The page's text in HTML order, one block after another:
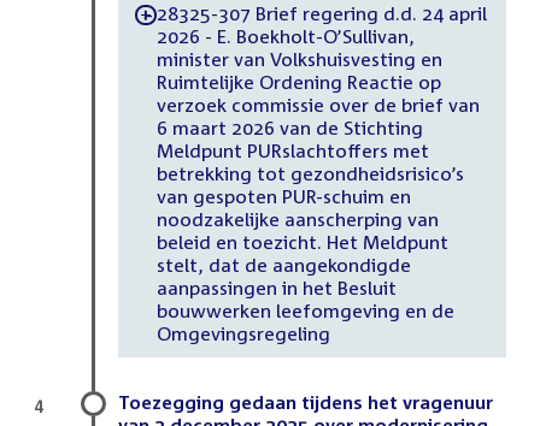
-28325-307 Brief regering d.d. 24 april
2026 - E. Boekholt-O’Sullivan,
minister van Volkshuisvesting en
Ruimtelijke Ordening Reactie op
verzoek commissie over de brief van
6 maart 2026 van de Stichting
Meldpunt PURslachtoffers met
betrekking tot gezondheidsrisico’s
van gespoten PUR-schuim en
noodzakelijke aanscherping van
beleid en toezicht. Het Meldpunt
stelt, dat de aangekondigde
aanpassingen in het Besluit
bouwwerken leefomgeving en de
Omgevingsregeling
Toezegging gedaan tijdens het vragenuur
4